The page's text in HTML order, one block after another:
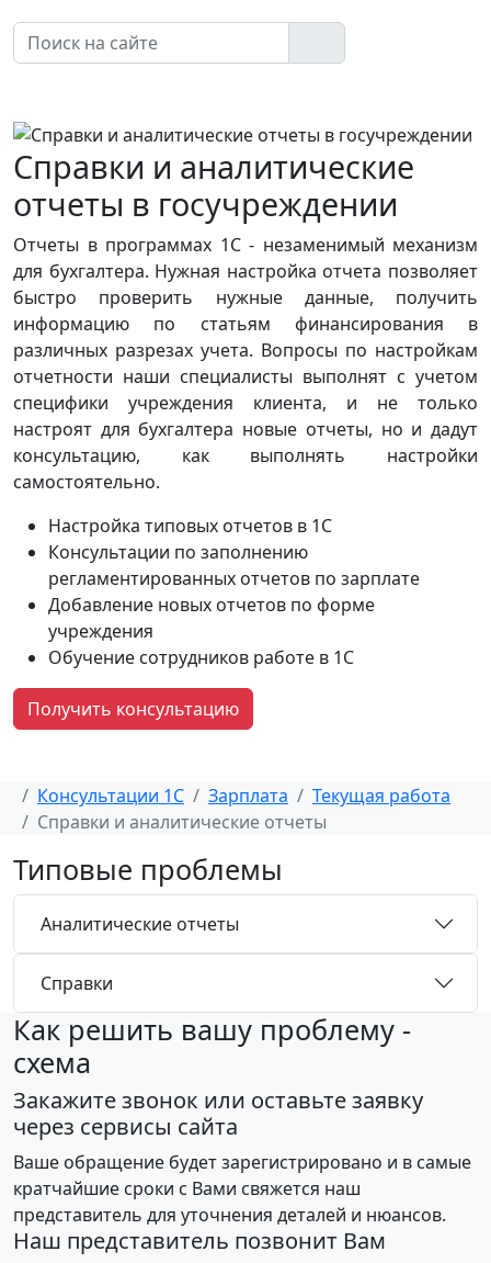
Справки и аналитические
отчеты в госучреждении
Отчеты в программах 1С - незаменимый механизм
для бухгалтера. Нужная настройка отчета позволяет
быстро проверить нужные данные, получить
информацию по статьям финансирования в
различных разрезах учета. Вопросы по настройкам
отчетности наши специалисты выполнят с учетом
специфики учреждения клиента, и не только
настроят для бухгалтера новые отчеты, но и дадут
консультацию, как выполнять настройки
самостоятельно.
Настройка типовых отчетов в 1С
Консультации по заполнению
регламентированных отчетов по зарплате
Добавление новых отчетов по форме
учреждения
Обучение сотрудников работе в 1С
Получить консультацию
Консультации 1С Зарплата
Текущая работа
Справки и аналитические отчеты
Типовые проблемы
Аналитические отчеты
Справки
Как решить вашу проблему -
схема
Закажите звонок или оставьте заявку
через сервисы сайта
Ваше обращение будет зарегистрировано и в самые
кратчайшие сроки с Вами свяжется наш
представитель для уточнения деталей и нюансов.
Наш представитель позвонит Вам